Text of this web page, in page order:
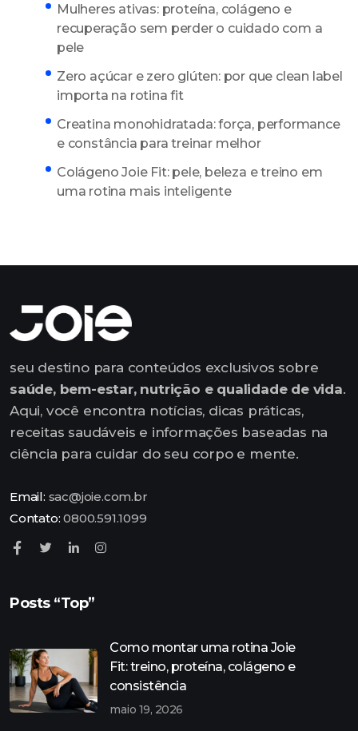
Mulheres ativas: proteína, colágeno e
recuperação sem perder o cuidado com a
pele
Zero açúcar e zero glúten: por que clean label
importa na rotina fit
Creatina monohidratada: força, performance
e constância para treinar melhor
Colágeno Joie Fit: pele, beleza e treino em
uma rotina mais inteligente
seu destino para conteúdos exclusivos sobre
saúde, bem-estar, nutrição e qualidade de vida.
Aqui, você encontra notícias, dicas práticas,
receitas saudáveis e informações baseadas na
ciência para cuidar do seu corpo e mente.
Email: sac@joie.com.br
Contato:0800.591.1099
Posts “Top”
Como montar uma rotina Joie
Fit: treino, proteína, colágeno e
consistência
maio 19, 2026